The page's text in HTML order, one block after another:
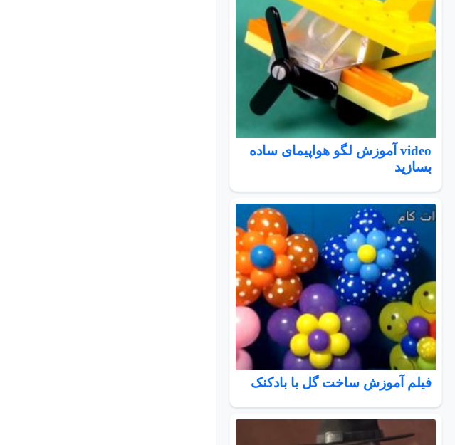
video آموزش لگو هواپیمای ساده
بسازید
فیلم آموزش ساخت گل با بادکنک